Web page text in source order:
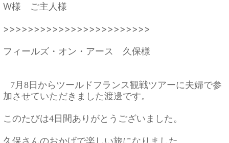
W様 ご主人様
>>>>>>>>>>>>>>>>>>>>>>>>
フィールズ・オン・アース 久保様
7 月 8日からツールドフランス観戦ツアーに夫婦で参
加させていただきました渡邊です。
このたびは4日間ありがとうございました。
久保さんのおかげで楽しい旅になりました。